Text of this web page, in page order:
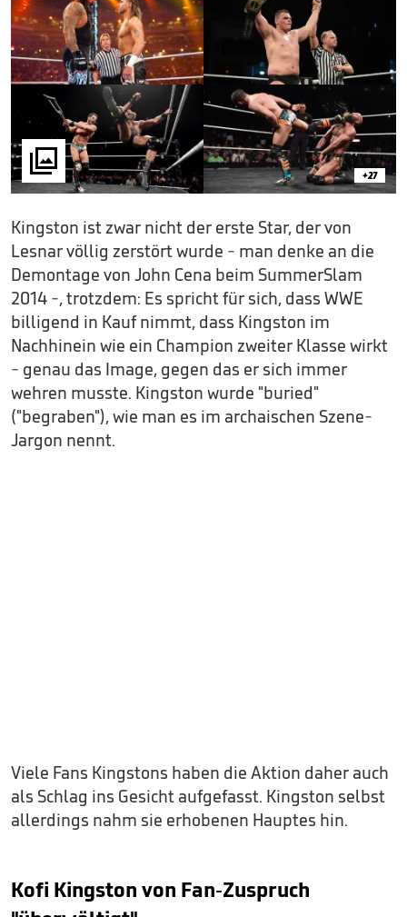
 +27
Kingston ist zwar nicht der erste Star, der von
Lesnar völlig zerstört wurde - man denke an die
Demontage von John Cena beim SummerSlam
2014 -, trotzdem: Es spricht für sich, dass WWE
billigend in Kauf nimmt, dass Kingston im
Nachhinein wie ein Champion zweiter Klasse wirkt
- genau das Image, gegen das er sich immer
wehren musste. Kingston wurde "buried"
("begraben"), wie man es im archaischen Szene-
Jargon nennt.
Viele Fans Kingstons haben die Aktion daher auch
als Schlag ins Gesicht aufgefasst. Kingston selbst
allerdings nahm sie erhobenen Hauptes hin.
Kofi Kingston von Fan-Zuspruch